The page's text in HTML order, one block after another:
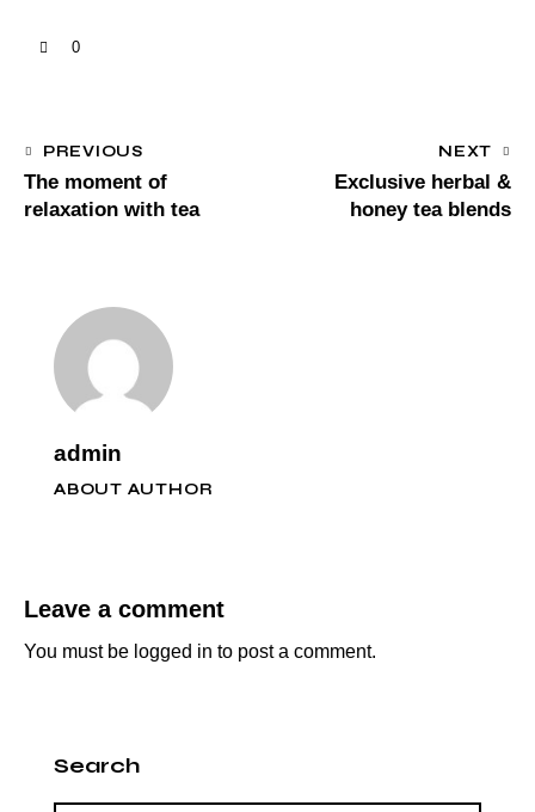
0
PREVIOUS
The moment of
relaxation with tea
NEXT
Exclusive herbal &
honey tea blends
admin
ABOUT AUTHOR
Leave a comment
You must be logged in to post a comment.
Search